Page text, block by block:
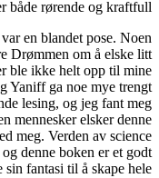
Jeg tok
komisk
selv
sorten ting,
fiction
eksempel